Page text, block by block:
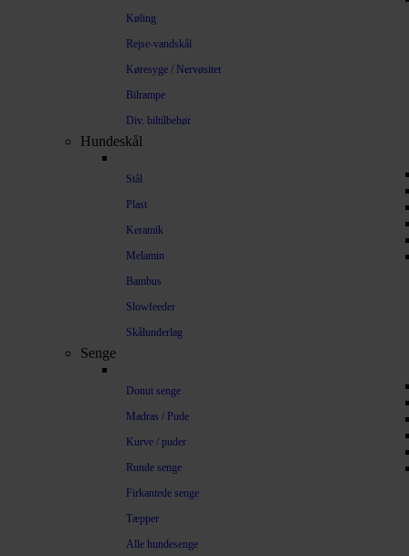
Køling
Rejse-vandskål
Køresyge / Nervøsitet
Bilrampe
Div. biltilbehør
Hundeskål
Stål
Plast
Keramik
Melamin
Bambus
Slowfeeder
Skålunderlag
Senge
Donut senge
Madras / Pude
Kurve / puder
Runde senge
Firkantede senge
Tæpper
Alle hundesenge